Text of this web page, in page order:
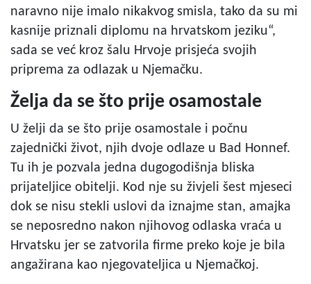
naravno nije imalo nikakvog smisla, tako da su mi
kasnije priznali diplomu na hrvatskom jeziku“,
sada se već kroz šalu Hrvoje prisjeća svojih
priprema za odlazak u Njemačku.
Želja da se što prije osamostale
U želji da se što prije osamostale i počnu
zajednički život, njih dvoje odlaze u Bad Honnef.
Tu ih je pozvala jedna dugogodišnja bliska
prijateljice obitelji. Kod nje su živjeli šest mjeseci
dok se nisu stekli uslovi da iznajme stan, amajka
se neposredno nakon njihovog odlaska vraća u
Hrvatsku jer se zatvorila firme preko koje je bila
angažirana kao njegovateljica u Njemačkoj.